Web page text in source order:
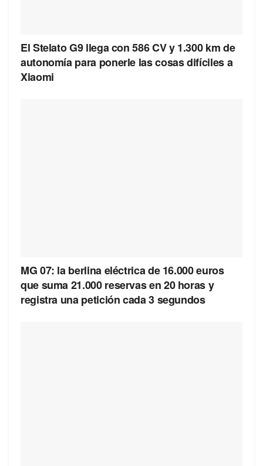
El Stelato G9 llega con 586 CV y 1.300 km de
autonomía para ponerle las cosas difíciles a
Xiaomi
MG 07: la berlina eléctrica de 16.000 euros
que suma 21.000 reservas en 20 horas y
registra una petición cada 3 segundos